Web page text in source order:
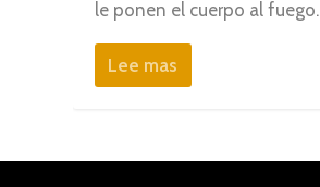
le ponen el cuerpo al fuego.
Lee mas